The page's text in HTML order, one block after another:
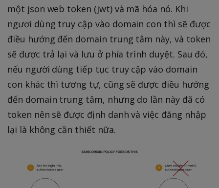
một json web token (jwt) và mã hóa nó. Khi
ngươi dùng truy cập vào domain con thì sẽ được
điều hướng đến domain trung tâm này, và token
sẽ được trả lại và lưu ở phía trình duyệt. Sau đó,
nếu người dùng tiếp tục truy cập vào domain
con khác thì tương tự, cũng sẽ được điều hướng
đến domain trung tâm, nhưng do lần này đã có
token nên sẽ được định danh và việc đăng nhập
lại là không cần thiết nữa.